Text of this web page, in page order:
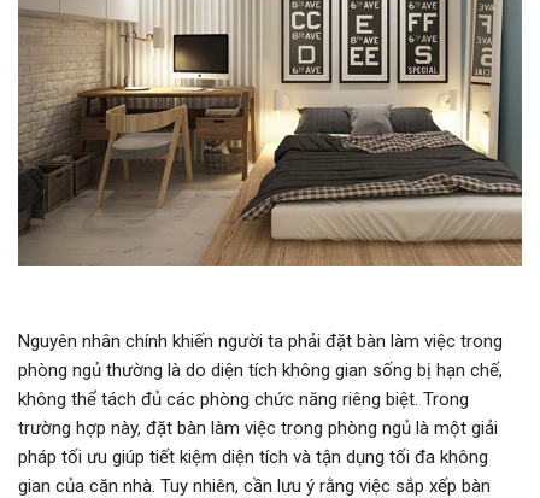
Nguyên nhân chính khiến người ta phải đặt bàn làm việc trong
phòng ngủ thường là do diện tích không gian sống bị hạn chế,
không thể tách đủ các phòng chức năng riêng biệt. Trong
trường hợp này, đặt bàn làm việc trong phòng ngủ là một giải
pháp tối ưu giúp tiết kiệm diện tích và tận dụng tối đa không
gian của căn nhà. Tuy nhiên, cần lưu ý rằng việc sắp xếp bàn